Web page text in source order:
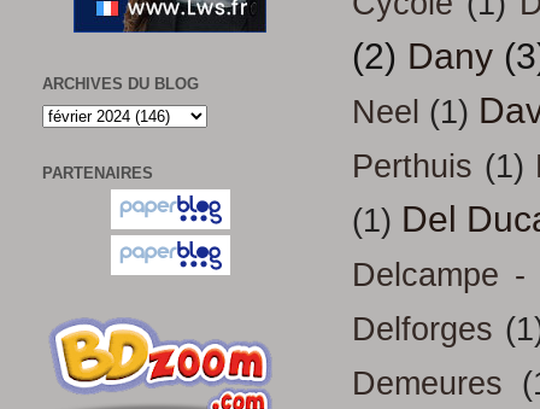
(2) Dany
Neel (1)
Perthuis (1)
(1) Del
Delcampe -
Delforges
Demeures
ARCHIVES DU BLOG
PARTENAIRES